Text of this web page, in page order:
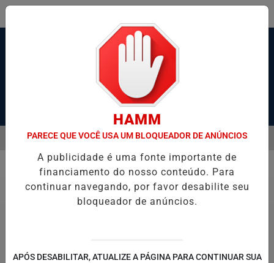
Pesquisar Notícia
E TORNA RÉU HOMEM ACUSADO DE MATAR EX-COMPANHEIRA A
EM ALTA
MENU
Economia
HAMM
PARECE QUE VOCÊ USA UM BLOQUEADOR DE ANÚNCIOS
A publicidade é uma fonte importante de
financiamento do nosso conteúdo. Para
continuar navegando, por favor desabilite seu
bloqueador de anúncios.
APÓS DESABILITAR, ATUALIZE A PÁGINA PARA CONTINUAR SUA